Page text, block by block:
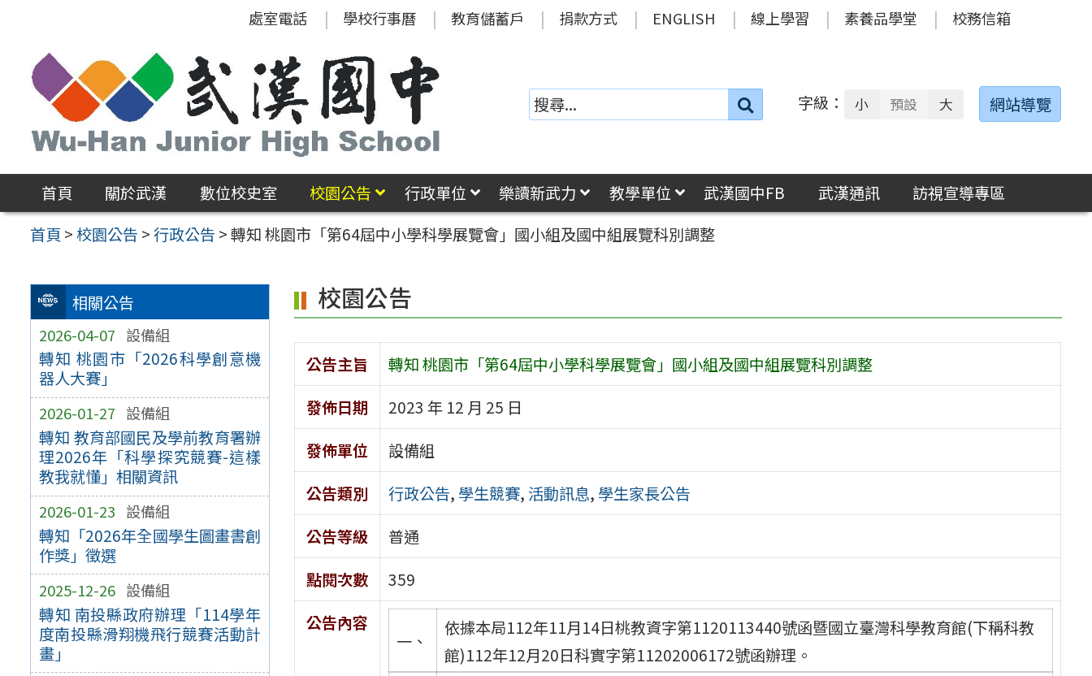
區
處室電話 學校行事曆 教育儲蓄戶 捐款方式 ENGLISH 線上學習 素養品學堂 校務信箱
搜
字級： 小 預設 大 網站導覽
首頁 關於武漢 數位校史室 校園公告 行政單位 樂讀新武力 教學單位 武漢國中FB 武漢通訊
訪視宣導專區
首頁 >校園公告 >行政公告 >轉知 桃園市「第64屆中小學科學展覽會」國小組及國中組展覽科別調整
相關公告
2026-04-07 設備組
轉知 桃園市「2026科學創意機
器人大賽」
2026-01-27 設備組
轉知 教育部國民及學前教育署辦
理2026年「科學探究競賽-這樣
教我就懂」相關資訊
2026-01-23 設備組
轉知「2026年全國學生圖畫書創
作獎」徵選
2025-12-26 設備組
轉知 南投縣政府辦理「114學年
度南投縣滑翔機飛行競賽活動計
畫」
校園公告
公告主旨
轉知 桃園市「第64屆中小學科學展覽會」國小組及國中組展覽科別調整
發佈日期
2023 年 12 月 25 日
發佈單位
設備組
公告類別
行政公告, 學生競賽, 活動訊息, 學生家長公告
公告等級
普通
點閱次數
359
公告內容
一、
依據本局112年11月14日桃教資字第1120113440號函暨國立臺灣科學教育館(下稱科教
館)112年12月20日科實字第11202006172號函辦理。